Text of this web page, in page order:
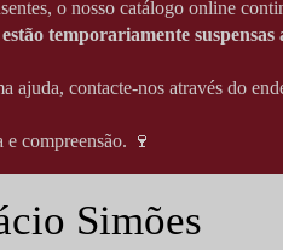
o nosso catálogo online
temporariamente suspensas
ajuda, contacte-nos através do
compreensão. 🍷
Simões